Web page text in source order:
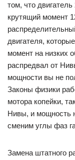
том, что
крутящий момент
двигателя,
момент на низких
распредвал от
мощности вы не
Законы физики
мотора копейки,
Нивы, и мощность
сменим углы фаз
Замена штатного